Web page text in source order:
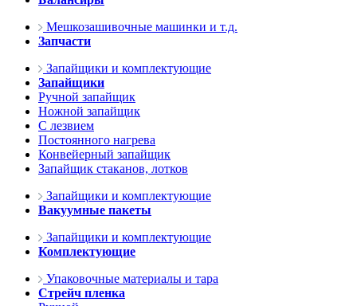
Мешкозашивочные машинки и т.д.
Запчасти
Запайщики и комплектующие
Запайщики
Ручной запайщик
Ножной запайщик
С лезвием
Постоянного нагрева
Конвейерный запайщик
Запайщик стаканов, лотков
Запайщики и комплектующие
Вакуумные пакеты
Запайщики и комплектующие
Комплектующие
Упаковочные материалы и тара
Стрейч пленка